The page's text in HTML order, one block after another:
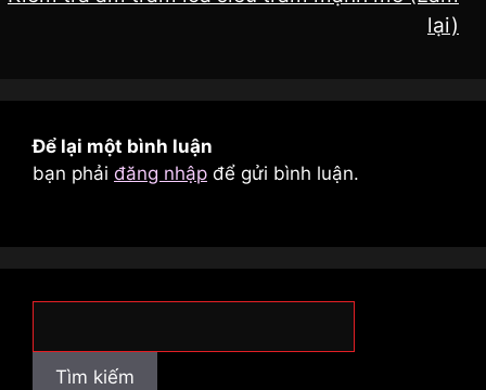
lại)
Để lại một bình luận
bạn phải đăng nhập để gửi bình luận.
Tìm kiếm